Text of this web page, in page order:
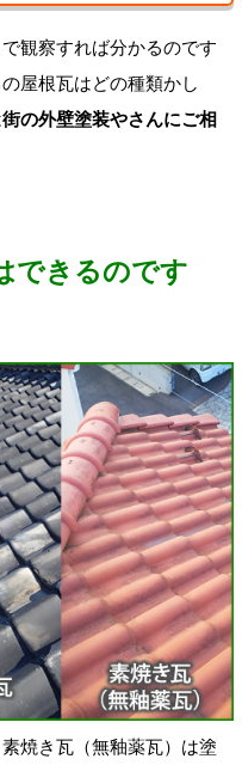
観察すれば分かるのです
の屋根瓦はどの種類かし
街の外壁塗装やさんにご相
できるのです
焼き瓦（無釉薬瓦）は塗